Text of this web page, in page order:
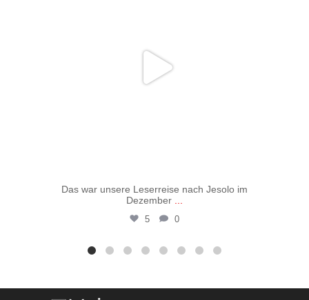
Das war unsere Leserreise nach Jesolo im
Dezember
5 0